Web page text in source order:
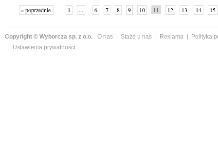
« poprzednie 1 ... 6 7 8 9 10 11 12 13 14 15
Copyright © Wyborcza sp. z o.o. O nas Staże u nas Reklama
Polityka
Ustawienia prywatności